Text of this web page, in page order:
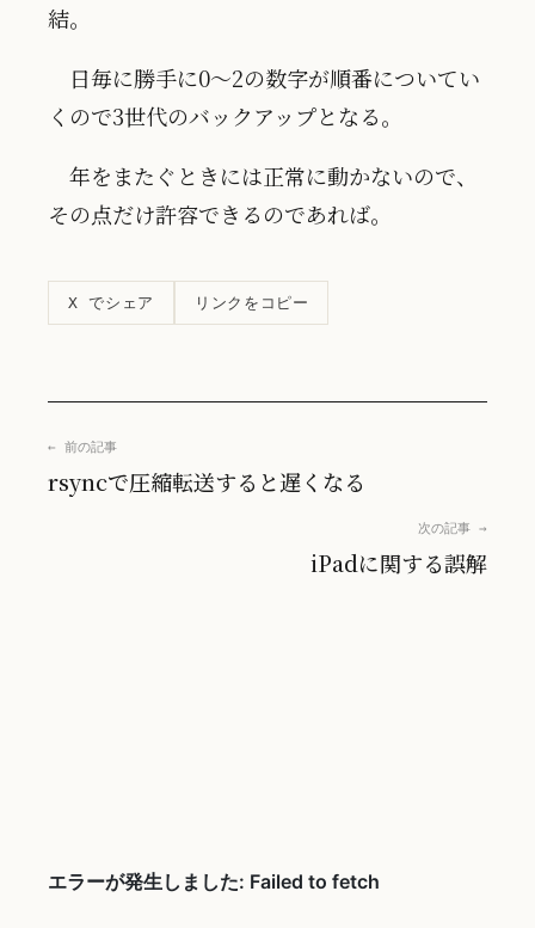
結。
日毎に勝手に0～2の数字が順番についてい
くので3世代のバックアップとなる。
年をまたぐときには正常に動かないので、
その点だけ許容できるのであれば。
X でシェア リンクをコピー
← 前の記事
rsyncで圧縮転送すると遅くなる
次の記事 →
iPadに関する誤解